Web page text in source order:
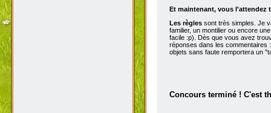
Et maintenant, vous l'attendez
Les règles sont très simples. Je
familier, un montilier ou encore
facile :p). Dès que vous avez
réponses dans les commentaires
objets sans faute remportera un
Concours terminé ! C'est